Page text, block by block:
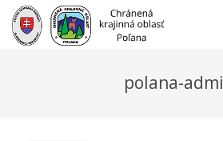
Prejsť
obsah
polana-